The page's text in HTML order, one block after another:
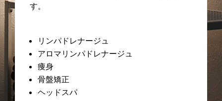
す。
リンパドレナージュ
アロマリンパドレナージュ
痩身
骨盤矯正
ヘッドスパ